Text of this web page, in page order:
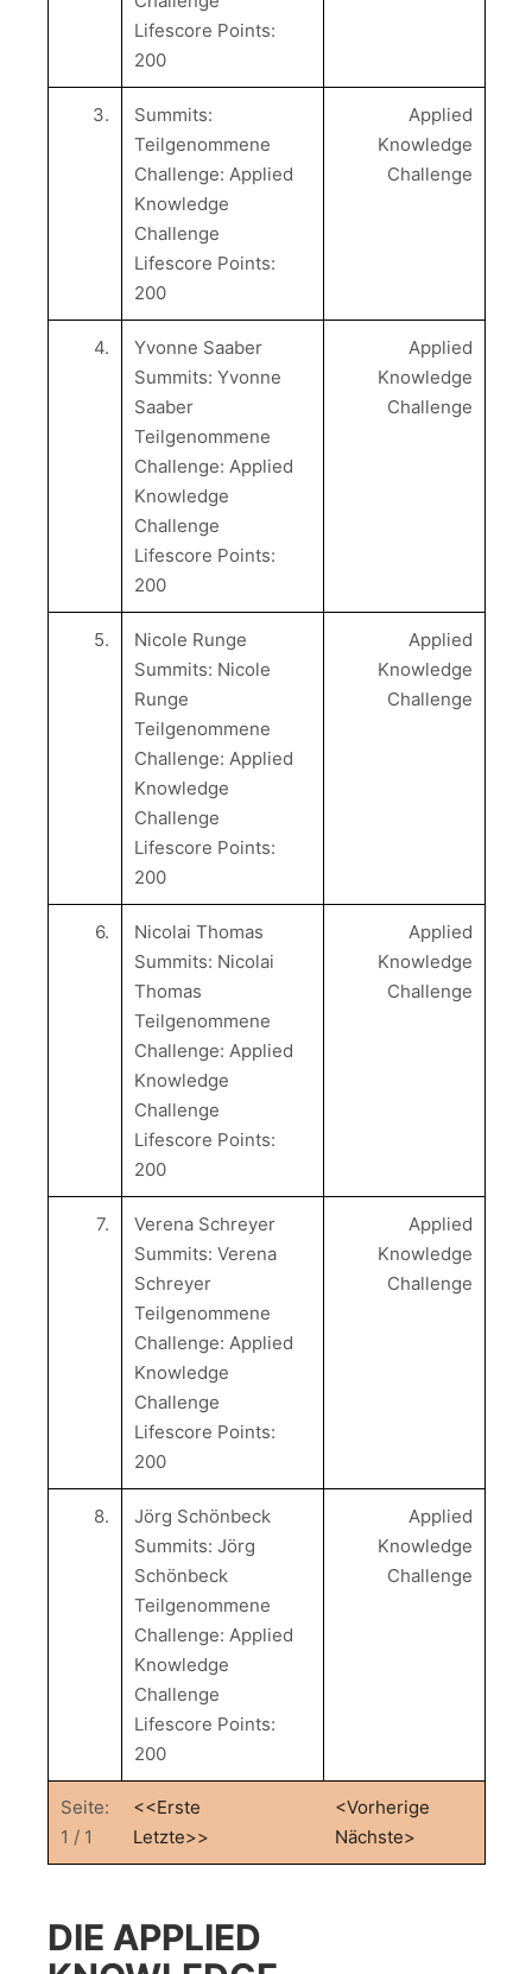
Lifescore Points:
200
3.
Summits:
Teilgenommene
Challenge: Applied
Knowledge
Challenge
Lifescore Points:
200
Applied
Knowledge
Challenge
4.
Yvonne Saaber
Summits: Yvonne
Saaber
Teilgenommene
Challenge: Applied
Knowledge
Challenge
Lifescore Points:
200
Applied
Knowledge
Challenge
5.
Nicole Runge
Summits: Nicole
Runge
Teilgenommene
Challenge: Applied
Knowledge
Challenge
Lifescore Points:
200
Applied
Knowledge
Challenge
6.
Nicolai Thomas
Summits: Nicolai
Thomas
Teilgenommene
Challenge: Applied
Knowledge
Challenge
Lifescore Points:
200
Applied
Knowledge
Challenge
7.
Verena Schreyer
Summits: Verena
Schreyer
Teilgenommene
Challenge: Applied
Knowledge
Challenge
Lifescore Points:
200
Applied
Knowledge
Challenge
8.
Jörg Schönbeck
Summits: Jörg
Schönbeck
Teilgenommene
Challenge: Applied
Knowledge
Challenge
Lifescore Points:
200
Applied
Knowledge
Challenge
Seite:
1 / 1
<<Erste
Letzte>>
<Vorherige
Nächste>
DIE APPLIED